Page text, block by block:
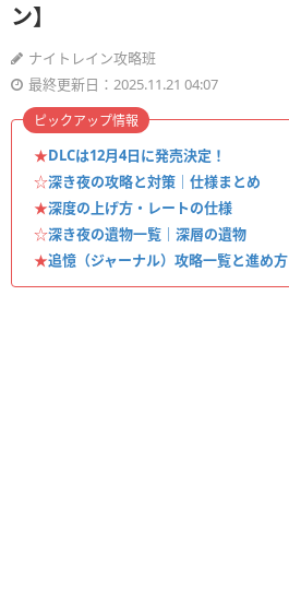
ン】
ナイトレイン攻略班
最終更新日：2025.11.21 04:07
★DLCは12月4日に発売決定！
☆深き夜の攻略と対策｜仕様まとめ
★深度の上げ方・レートの仕様
☆深き夜の遺物一覧｜深層の遺物
★追憶（ジャーナル）攻略一覧と進め方
ピックアップ情報